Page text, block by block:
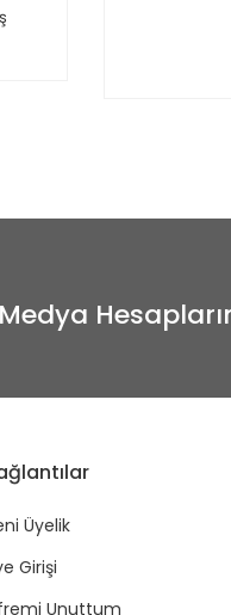
Üyelik
Girişi
Unuttum